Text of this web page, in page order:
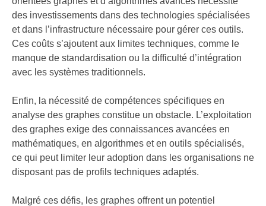
des investissements dans des technologies spécialisées
et dans l’infrastructure nécessaire pour gérer ces outils.
Ces coûts s’ajoutent aux limites techniques, comme le
manque de standardisation ou la difficulté d’intégration
avec les systèmes traditionnels.
Enfin, la nécessité de compétences spécifiques en
analyse des graphes constitue un obstacle. L’exploitation
des graphes exige des connaissances avancées en
mathématiques, en algorithmes et en outils spécialisés,
ce qui peut limiter leur adoption dans les organisations ne
disposant pas de profils techniques adaptés.
Malgré ces défis, les graphes offrent un potentiel